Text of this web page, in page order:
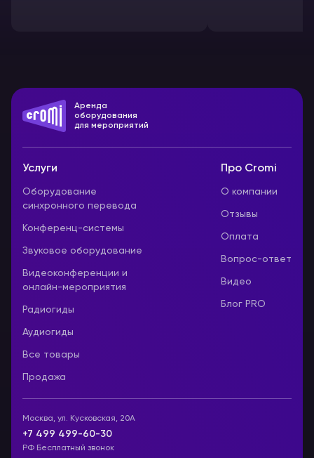
Аренда
оборудования
для мероприятий
Услуги
Оборудование
синхронного перевода
Конференц-системы
Звуковое оборудование
Видеоконференции и
онлайн-мероприятия
Радиогиды
Аудиогиды
Все товары
Продажа
Про Cromi
О компании
Отзывы
Оплата
Вопрос-ответ
Видео
Блог PRO
Москва, ул. Кусковская, 20А
+7 499 499-60-30
РФ Бесплатный звонок